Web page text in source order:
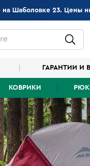
на Шаболовке 23. Цены
ГАРАНТИИ И
КОВРИКИ